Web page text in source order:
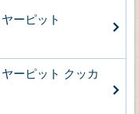
ーピット
ーピット クッカ